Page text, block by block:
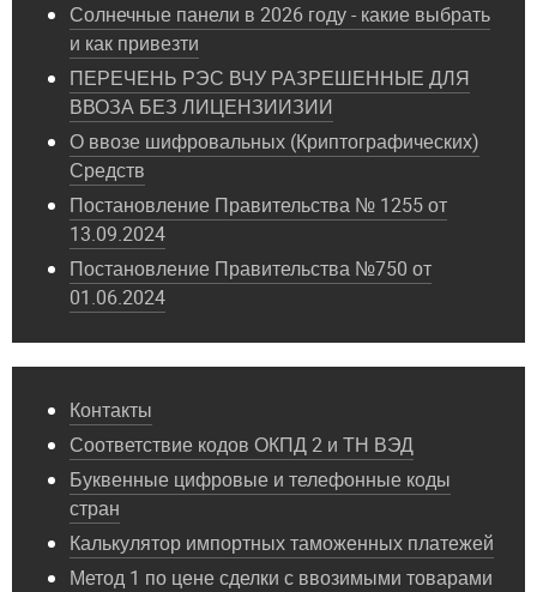
Солнечные панели в 2026 году - какие выбрать
и как привезти
ПЕРЕЧЕНЬ РЭС ВЧУ РАЗРЕШЕННЫЕ ДЛЯ
ВВОЗА БЕЗ ЛИЦЕНЗИИЗИИ
О ввозе шифровальных (Криптографических)
Средств
Постановление Правительства № 1255 от
13.09.2024
Постановление Правительства №750 от
01.06.2024
Контакты
Соответствие кодов ОКПД 2 и ТН ВЭД
Буквенные цифровые и телефонные коды
стран
Калькулятор импортных таможенных платежей
Метод 1 по цене сделки с ввозимыми товарами